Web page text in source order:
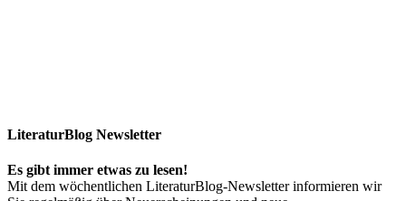
LiteraturBlog Newsletter
Es gibt immer etwas zu lesen!
Mit dem wöchentlichen LiteraturBlog-Newsletter informieren wir